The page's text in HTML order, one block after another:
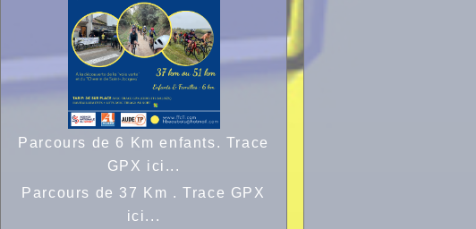
Parcours de 6 Km enfants. Trace
GPX ici...
Parcours de 37 Km . Trace GPX
ici...